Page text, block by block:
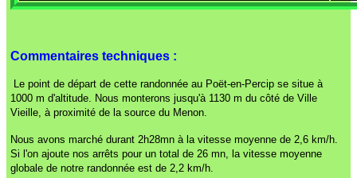
Commentaires techniques :
Le point de départ de cette randonnée au Poët-en-Percip se situe à
1000 m d'altitude. Nous monterons jusqu'à 1130 m du côté de Ville
Vieille, à proximité de la source du Menon.
Nous avons marché durant 2h28mn à la vitesse moyenne de 2,6 km/h.
Si l'on ajoute nos arrêts pour un total de 26 mn, la vitesse moyenne
globale de notre randonnée est de 2,2 km/h.